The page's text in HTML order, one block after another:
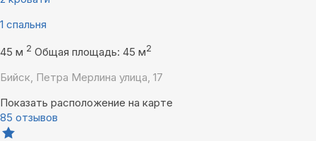
1 спальня
45 м 2 Общая площадь: 45 м2
Бийск, Петра Мерлина улица, 17
Показать расположение на карте
85 отзывов